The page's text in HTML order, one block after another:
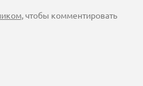
, чтобы комментировать